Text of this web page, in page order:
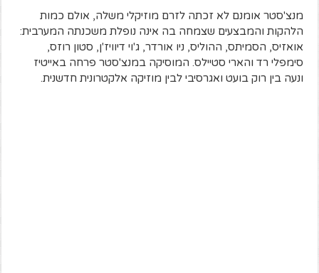
מנצ'סטר אומנם לא זכתה לזרם מוזיקלי משלה, אולם כמות
הלהקות והמבצעים שצמחה בה אינה נופלת משכנתה המערבית:
אואזיס, הסמיתס, ההוליס, ניו אורדר, ג'וי דיוויז'ן, סטון רוזס,
סימפלי רד והארי סטיילס. המוסיקה במנצ'סטר פרחה באייטיז
ונעה בין רוק בועט ואגרסיבי לבין מוזיקה אלקטרונית חדשנית.